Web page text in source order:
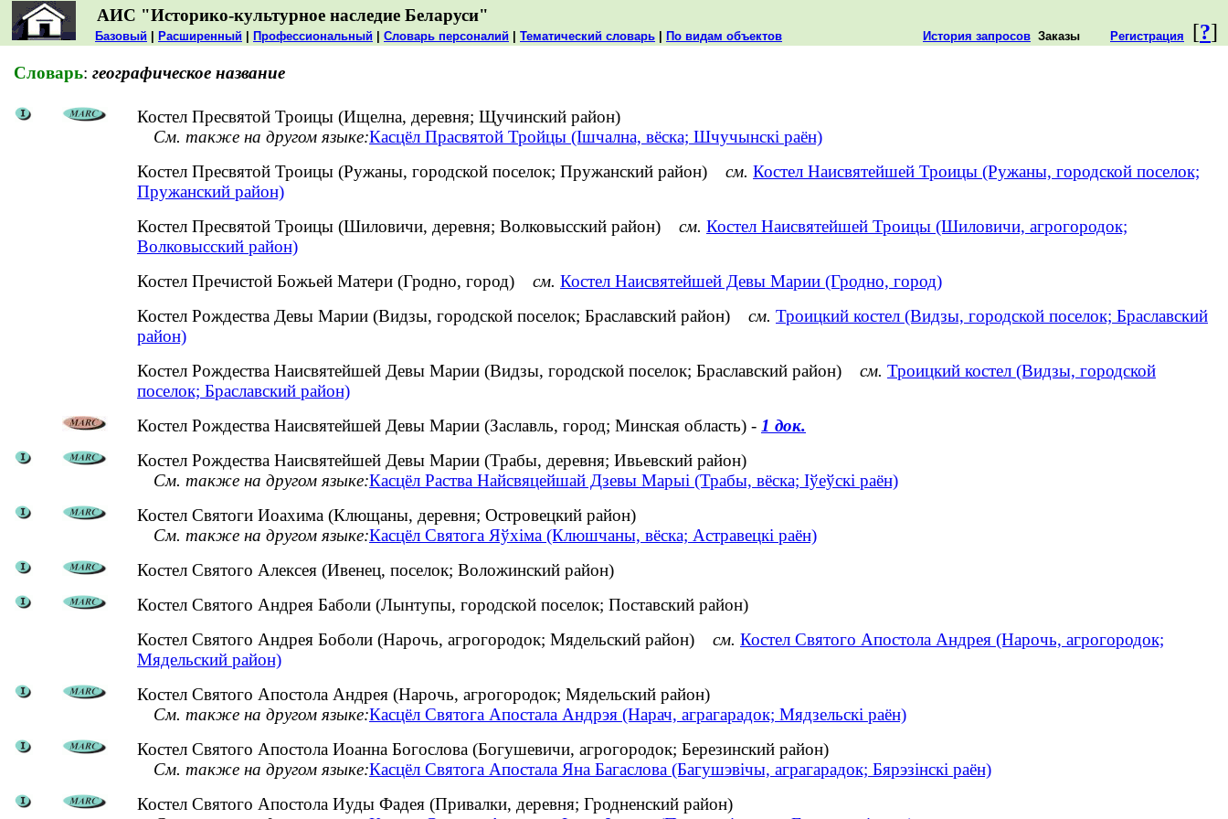
АИС "Историко-культурное наследие Беларуси"
[?]
Базовый Расширенный Профессиональный Словарь персоналий Тематический словарь По видам объектов История запросов Заказы Регистрация
Словарь: географическое название
Костел Пресвятой Троицы (Ищелна, деревня; Щучинский район)
См. также на другом языке:Касцёл Прасвятой Тройцы (Ішчална, вёска; Шчучынскі раён)
Костел Пресвятой Троицы (Ружаны, городской поселок; Пружанский район) см. Костел Наисвятейшей Троицы (Ружаны, городской поселок;
Пружанский район)
Костел Пресвятой Троицы (Шиловичи, деревня; Волковысский район) см. Костел Наисвятейшей Троицы (Шиловичи, агрогородок;
Волковысский район)
Костел Пречистой Божьей Матери (Гродно, город) см. Костел Наисвятейшей Девы Марии (Гродно, город)
Костел Рождества Девы Марии (Видзы, городской поселок; Браславский район) см. Троицкий костел (Видзы, городской поселок; Браславский
район)
Костел Рождества Наисвятейшей Девы Марии (Видзы, городской поселок; Браславский район) см. Троицкий костел (Видзы, городской
поселок; Браславский район)
Костел Рождества Наисвятейшей Девы Марии (Заславль, город; Минская область) - 1 док.
Костел Рождества Наисвятейшей Девы Марии (Трабы, деревня; Ивьевский район)
См. также на другом языке:Касцёл Раства Найсвяцейшай Дзевы Марыі (Трабы, вёска; Іўеўскі раён)
Костел Святоги Иоахима (Клющаны, деревня; Островецкий район)
См. также на другом языке:Касцёл Святога Яўхіма (Клюшчаны, вёска; Астравецкі раён)
Костел Святого Алексея (Ивенец, поселок; Воложинский район)
Костел Святого Андрея Баболи (Лынтупы, городской поселок; Поставский район)
Костел Святого Андрея Боболи (Нарочь, агрогородок; Мядельский район) см. Костел Святого Апостола Андрея (Нарочь, агрогородок;
Мядельский район)
Костел Святого Апостола Андрея (Нарочь, агрогородок; Мядельский район)
См. также на другом языке:Касцёл Святога Апостала Андрэя (Нарач, аграгарадок; Мядзельскі раён)
Костел Святого Апостола Иоанна Богослова (Богушевичи, агрогородок; Березинский район)
См. также на другом языке:Касцёл Святога Апостала Яна Багаслова (Багушэвічы, аграгарадок; Бярэзінскі раён)
Костел Святого Апостола Иуды Фадея (Привалки, деревня; Гродненский район)